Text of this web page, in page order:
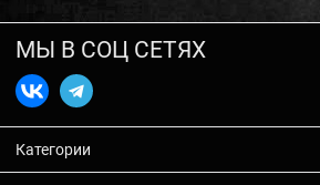
МЫ В СОЦ СЕТЯХ
Категории